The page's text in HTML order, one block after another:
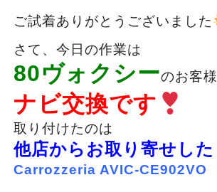
ご試着ありがとうございました
さて、今日の作業は
80ヴォクシーのお客様
ナビ交換です
取り付けたのは
他店からお取り寄せした
Carrozzeria AVIC-CE902VO